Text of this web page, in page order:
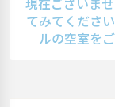
てみてくださ
ルの空室を